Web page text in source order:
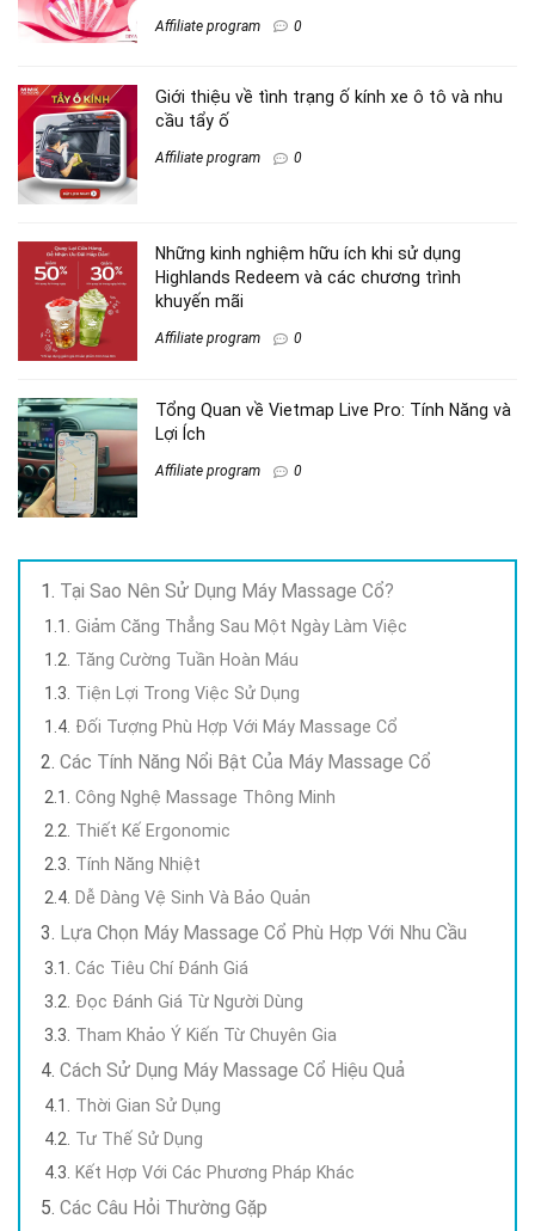
Affiliate program 0
Giới thiệu về tình trạng ố kính xe ô tô và nhu
cầu tẩy ố
Affiliate program 0
Những kinh nghiệm hữu ích khi sử dụng
Highlands Redeem và các chương trình
khuyến mãi
Affiliate program 0
Tổng Quan về Vietmap Live Pro: Tính Năng và
Lợi Ích
Affiliate program 0
Tại Sao Nên Sử Dụng Máy Massage Cổ?
Giảm Căng Thẳng Sau Một Ngày Làm Việc
Tăng Cường Tuần Hoàn Máu
Tiện Lợi Trong Việc Sử Dụng
Đối Tượng Phù Hợp Với Máy Massage Cổ
Các Tính Năng Nổi Bật Của Máy Massage Cổ
Công Nghệ Massage Thông Minh
Thiết Kế Ergonomic
Tính Năng Nhiệt
Dễ Dàng Vệ Sinh Và Bảo Quản
Lựa Chọn Máy Massage Cổ Phù Hợp Với Nhu Cầu
Các Tiêu Chí Đánh Giá
Đọc Đánh Giá Từ Người Dùng
Tham Khảo Ý Kiến Từ Chuyên Gia
Cách Sử Dụng Máy Massage Cổ Hiệu Quả
Thời Gian Sử Dụng
Tư Thế Sử Dụng
Kết Hợp Với Các Phương Pháp Khác
Các Câu Hỏi Thường Gặp